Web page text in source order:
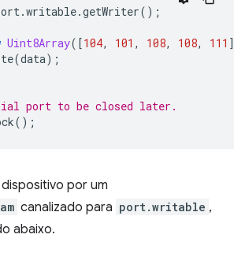
.writable.getWriter();
Uint8Array([104, 101 , 108, 108, 111
(data);
port to be closed later.
();
por um
canalizado para port.writable ,
abaixo.